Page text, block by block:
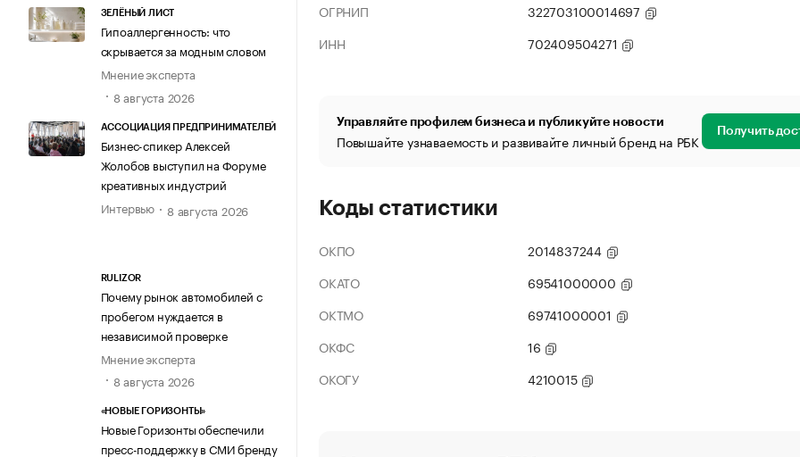
ЗЕЛЁНЫЙ ЛИСТ
Гипоаллергенность: что
скрывается за модным словом
Мнение эксперта
8 августа 2026
АССОЦИАЦИЯ ПРЕДПРИНИМАТЕЛЕЙ
Бизнес-спикер Алексей
Жолобов выступил на Форуме
креативных индустрий
Интервью
8 августа 2026
RULIZOR
Почему рынок автомобилей с
пробегом нуждается в
независимой проверке
Мнение эксперта
8 августа 2026
«НОВЫЕ ГОРИЗОНТЫ»
Новые Горизонты обеспечили
пресс-поддержку в СМИ бренду
ОГРНИП
322703100014697
ИНН
702409504271
Управляйте профилем бизнеса и публикуйте новости
Повышайте узнаваемость и развивайте личный бренд на РБК Получить
Коды статистики
ОКПО
2014837244
ОКАТО
69541000000
ОКТМО
69741000001
ОКФС
16
ОКОГУ
4210015